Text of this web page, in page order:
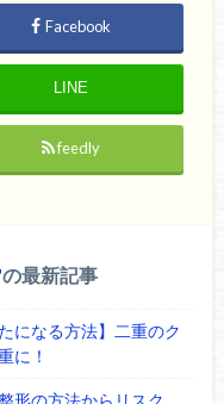
Facebook
LINE
feedly
の最新記事
になる方法】二重のク
に！
形の方法からリスク、